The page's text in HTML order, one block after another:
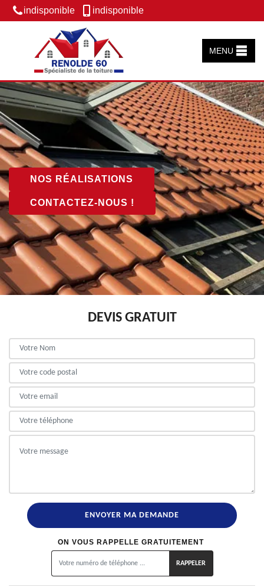
indisponible indisponible
MENU
NOS RÉALISATIONS
CONTACTEZ-NOUS !
DEVIS GRATUIT
ON VOUS RAPPELLE GRATUITEMENT